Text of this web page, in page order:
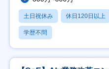
土日祝休み 休日120日以上
学歴不問